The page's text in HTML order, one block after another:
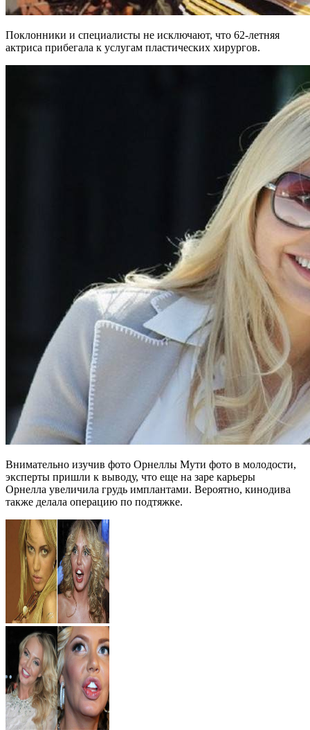
Поклонники и специалисты не исключают, что 62-летняя
актриса прибегала к услугам пластических хирургов.
Внимательно изучив фото Орнеллы Мути фото в молодости,
эксперты пришли к выводу, что еще на заре карьеры
Орнелла увеличила грудь имплантами. Вероятно, кинодива
также делала операцию по подтяжке.